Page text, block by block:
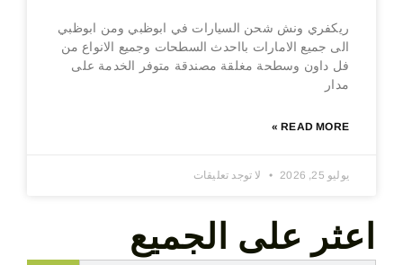
ريكفري ونش شحن السيارات في ابوظبي ومن ابوظبي
الى جميع الامارات بااحدث السطحات وجميع الانواع من
فل داون وسطحة مغلقة مصندقة متوفر الخدمة على
مدار
READ MORE »
يوليو 25, 2026 لا توجد تعليقات
اعثر على الجميع